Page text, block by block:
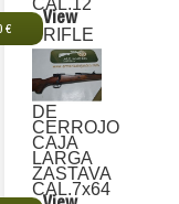
CAL.12
€
View
RIFLE
DE
CERROJO
CAJA
LARGA
ZASTAVA
CAL.7x64